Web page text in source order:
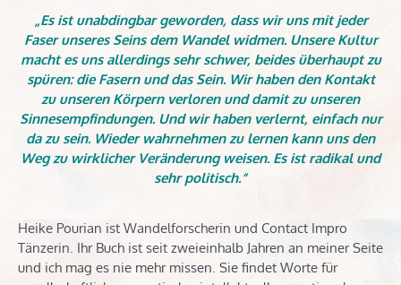
„Es ist unabdingbar geworden, dass wir uns mit jeder
Faser unseres Seins dem Wandel widmen. Unsere Kultur
macht es uns allerdings sehr schwer, beides überhaupt zu
spüren: die Fasern und das Sein. Wir haben den Kontakt
zu unseren Körpern verloren und damit zu unseren
Sinnesempfindungen. Und wir haben verlernt, einfach nur
da zu sein. Wieder wahrnehmen zu lernen kann uns den
Weg zu wirklicher Veränderung weisen. Es ist radikal und
sehr politisch.“
Heike Pourian ist Wandelforscherin und Contact Impro
Tänzerin. Ihr Buch ist seit zweieinhalb Jahren an meiner Seite
und ich mag es nie mehr missen. Sie findet Worte für